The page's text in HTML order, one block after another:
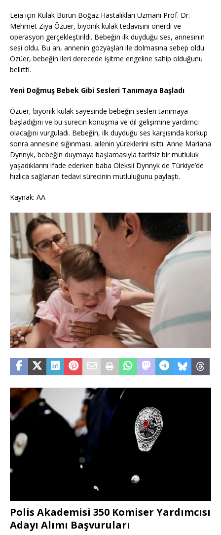
Leia için Kulak Burun Boğaz Hastalıkları Uzmanı Prof. Dr.
Mehmet Ziya Özüer, biyonik kulak tedavisini önerdi ve
operasyon gerçekleştirildi. Bebeğin ilk duyduğu ses, annesinin
sesi oldu. Bu an, annenin gözyaşları ile dolmasına sebep oldu.
Özüer, bebeğin ileri derecede işitme engeline sahip olduğunu
belirtti.
Yeni Doğmuş Bebek Gibi Sesleri Tanımaya Başladı
Özüer, biyonik kulak sayesinde bebeğin sesleri tanımaya
başladığını ve bu sürecin konuşma ve dil gelişimine yardımcı
olacağını vurguladı. Bebeğin, ilk duyduğu ses karşısında korkup
sonra annesine sığınması, ailenin yüreklerini ısıttı. Anne Mariana
Dynnyk, bebeğin duymaya başlamasıyla tarifsiz bir mutluluk
yaşadıklarını ifade ederken baba Oleksii Dynnyk de Türkiye’de
hızlıca sağlanan tedavi sürecinin mutluluğunu paylaştı.
Kaynak: AA
Polis Akademisi 350 Komiser Yardımcısı
Adayı Alımı Başvuruları